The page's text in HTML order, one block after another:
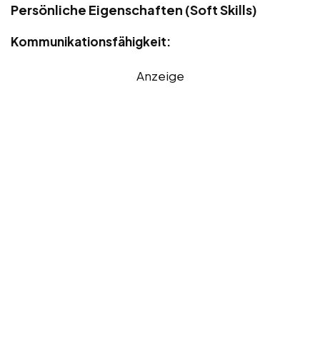
Persönliche Eigenschaften (Soft Skills)
Kommunikationsfähigkeit:
Anzeige